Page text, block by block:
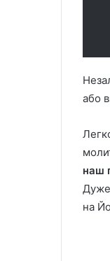
або
наш
Дуже
на